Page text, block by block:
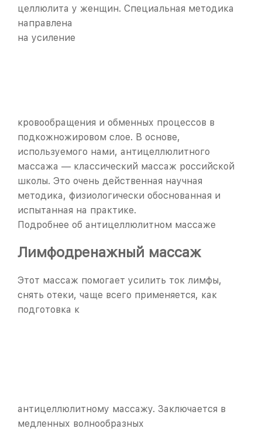
целлюлита у женщин. Специальная методика
направлена
на усиление
кровообращения и обменных процессов в
подкожножировом слое. В основе,
используемого нами, антицеллюлитного
массажа — классический массаж российской
школы. Это очень действенная научная
методика, физиологически обоснованная и
испытанная на практике.
Подробнее об антицеллюлитном массаже
Лимфодренажный массаж
Этот массаж помогает усилить ток лимфы,
снять отеки, чаще всего применяется, как
подготовка к
антицеллюлитному массажу. Заключается в
медленных волнообразных